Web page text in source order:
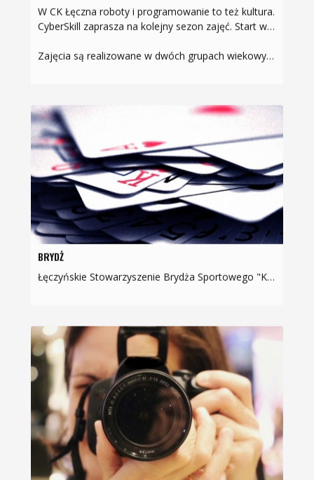
W CK Łęczna roboty i programowanie to też kultura.
CyberSkill zaprasza na kolejny sezon zajęć. Start w październiku.
Zajęcia są realizowane w dwóch grupach wiekowych i…
BRYDŻ
Łęczyńskie Stowarzyszenie Brydża Sportowego "Kurzawka” zaprasza na środowe spotkania brydżowenieważne jaki poziom prezentujesz - każdy znajdzie coś dla siebie:- jeśli nie umiesz grać -